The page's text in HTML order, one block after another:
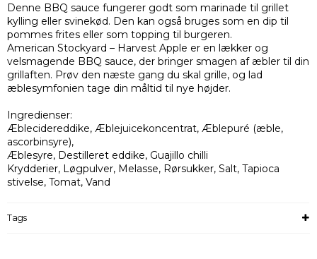
Denne BBQ sauce fungerer godt som marinade til grillet
kylling eller svinekød. Den kan også bruges som en dip til
pommes frites eller som topping til burgeren.
American Stockyard – Harvest Apple er en lækker og
velsmagende BBQ sauce, der bringer smagen af æbler til din
grillaften. Prøv den næste gang du skal grille, og lad
æblesymfonien tage din måltid til nye højder.
Ingredienser:
Æblecidereddike, Æblejuicekoncentrat, Æblepuré (æble,
ascorbinsyre),
Æblesyre, Destilleret eddike, Guajillo chilli
Krydderier, Løgpulver, Melasse, Rørsukker, Salt, Tapioca
stivelse, Tomat, Vand
Tags